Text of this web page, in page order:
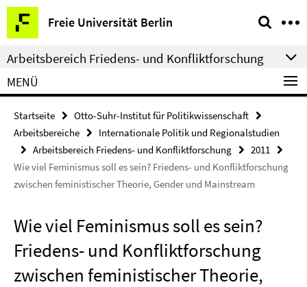
Springe
direkt
zu
Inhalt
Freie Universität Berlin
Service-
Navigation
Arbeitsbereich Friedens- und Konfliktforschung
MENÜ
Startseite
Otto-Suhr-Institut für Politikwissenschaft
Arbeitsbereiche
Internationale Politik und Regionalstudien
Arbeitsbereich Friedens- und Konfliktforschung
2011
Wie viel Feminismus soll es sein? Friedens- und Konfliktforschung
zwischen feministischer Theorie, Gender und Mainstream
Wie viel Feminismus soll es sein?
Friedens- und Konfliktforschung
zwischen feministischer Theorie,